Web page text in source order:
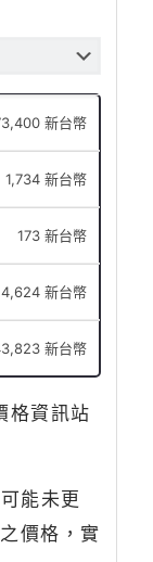
新台幣
1,734 新台幣
173 新台幣
4,624 新台幣
新台幣
格資訊站
能未更
價格，實